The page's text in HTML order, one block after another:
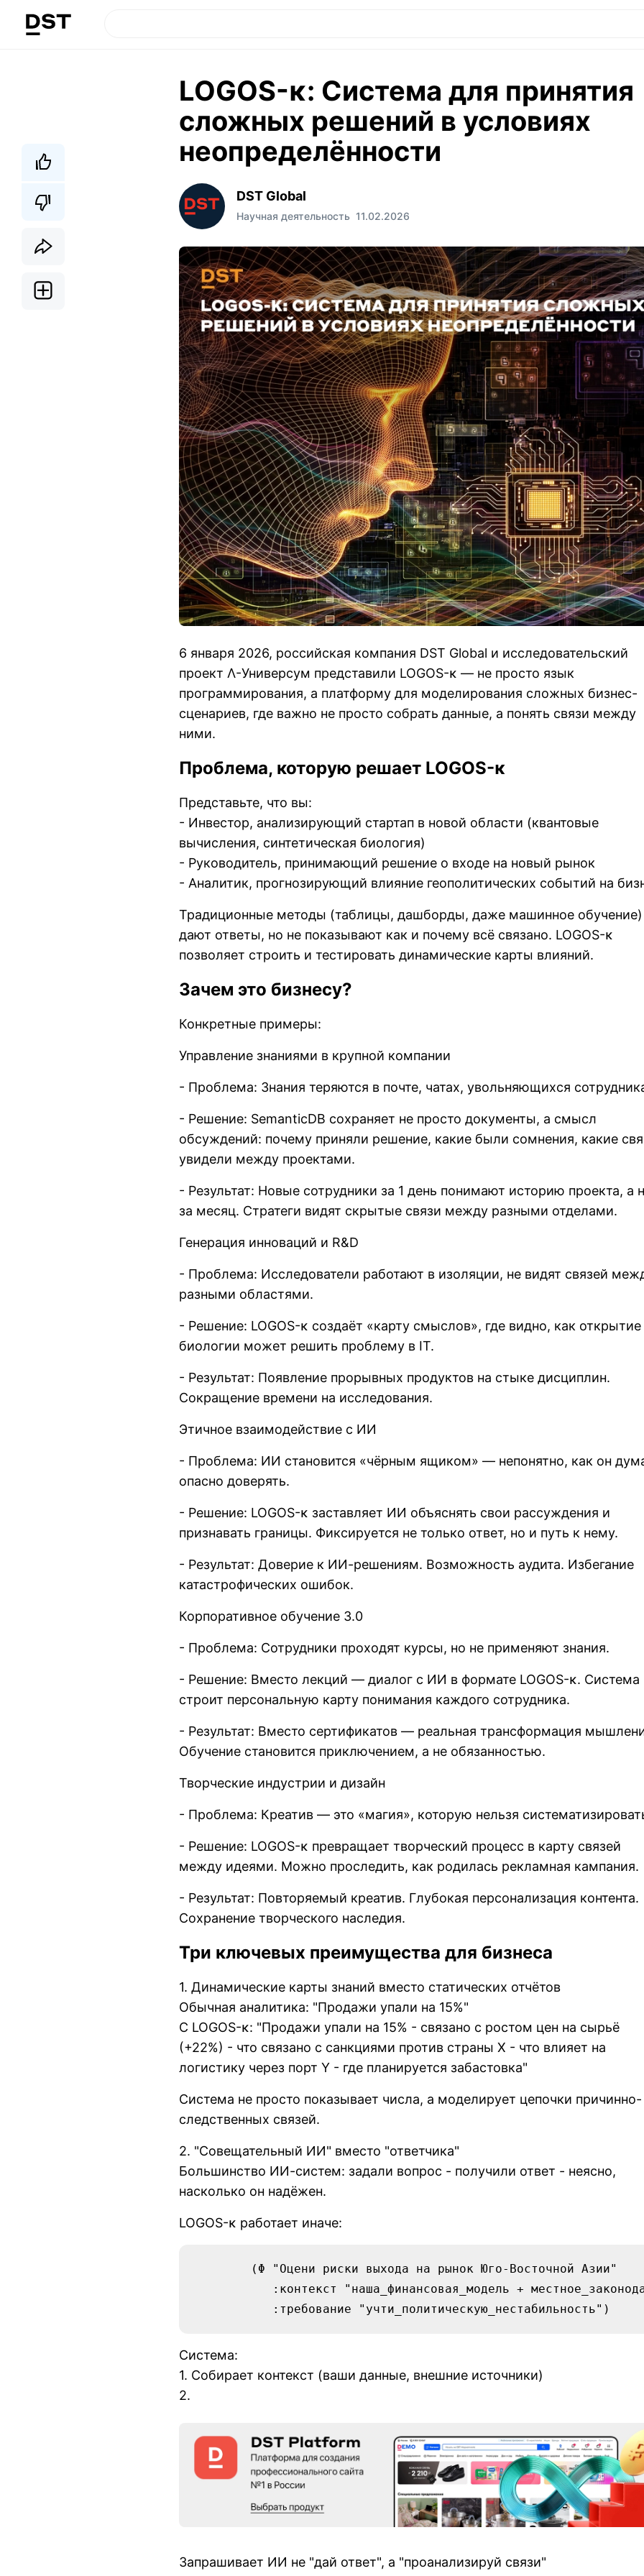
LOGOS-κ: Система для принятия
сложных решений в условиях
неопределённости
DST Global
Научная деятельность 11.02.2026
6 января 2026, российская компания DST Global и исследовательский
проект Λ-Универсум представили LOGOS-κ — не просто язык
программирования, а платформу для моделирования сложных бизнес-
сценариев, где важно не просто собрать данные, а понять связи между
ними.
Проблема, которую решает LOGOS-κ
Представьте, что вы:
- Инвестор, анализирующий стартап в новой области (квантовые
вычисления, синтетическая биология)
- Руководитель, принимающий решение о входе на новый рынок
- Аналитик, прогнозирующий влияние геополитических событий на
Традиционные методы (таблицы, дашборды, даже машинное обучение)
дают ответы, но не показывают как и почему всё связано. LOGOS-κ
позволяет строить и тестировать динамические карты влияний.
Зачем это бизнесу?
Конкретные примеры:
Управление знаниями в крупной компании
- Проблема: Знания теряются в почте, чатах, увольняющихся
- Решение: SemanticDB сохраняет не просто документы, а смысл
обсуждений: почему приняли решение, какие были сомнения, какие
увидели между проектами.
- Результат: Новые сотрудники за 1 день понимают историю проекта, а
за месяц. Стратеги видят скрытые связи между разными отделами.
Генерация инноваций и R&D
- Проблема: Исследователи работают в изоляции, не видят связей
разными областями.
- Решение: LOGOS-κ создаёт «карту смыслов», где видно, как открытие
биологии может решить проблему в IT.
- Результат: Появление прорывных продуктов на стыке дисциплин.
Сокращение времени на исследования.
Этичное взаимодействие с ИИ
- Проблема: ИИ становится «чёрным ящиком» — непонятно, как он
опасно доверять.
- Решение: LOGOS-κ заставляет ИИ объяснять свои рассуждения и
признавать границы. Фиксируется не только ответ, но и путь к нему.
- Результат: Доверие к ИИ-решениям. Возможность аудита. Избегание
катастрофических ошибок.
Корпоративное обучение 3.0
- Проблема: Сотрудники проходят курсы, но не применяют знания.
- Решение: Вместо лекций — диалог с ИИ в формате LOGOS-κ. Система
строит персональную карту понимания каждого сотрудника.
- Результат: Вместо сертификатов — реальная трансформация
Обучение становится приключением, а не обязанностью.
Творческие индустрии и дизайн
- Проблема: Креатив — это «магия», которую нельзя
- Решение: LOGOS-κ превращает творческий процесс в карту связей
между идеями. Можно проследить, как родилась рекламная кампания.
- Результат: Повторяемый креатив. Глубокая персонализация контента.
Сохранение творческого наследия.
Три ключевых преимущества для бизнеса
1. Динамические карты знаний вместо статических отчётов
Обычная аналитика: "Продажи упали на 15%"
С LOGOS-κ: "Продажи упали на 15% - связано с ростом цен на сырьё
(+22%) - что связано с санкциями против страны X - что влияет на
логистику через порт Y - где планируется забастовка"
Система не просто показывает числа, а моделирует цепочки причинно-
следственных связей.
2. "Совещательный ИИ" вместо "ответчика"
Большинство ИИ-систем: задали вопрос - получили ответ - неясно,
насколько он надёжен.
LOGOS-κ работает иначе:
Система:
1. Собирает контекст (ваши данные, внешние источники)
2.
Запрашивает ИИ не "дай ответ", а "проанализируй связи"